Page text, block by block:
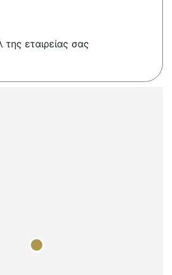
της εταιρείας σας